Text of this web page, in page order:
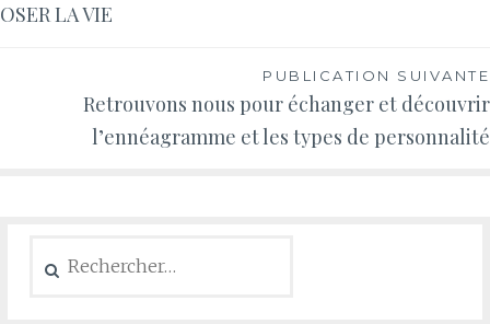
OSER LA VIE
PUBLICATION SUIVANTE
Retrouvons nous pour échanger et découvrir
l’ennéagramme et les types de personnalité